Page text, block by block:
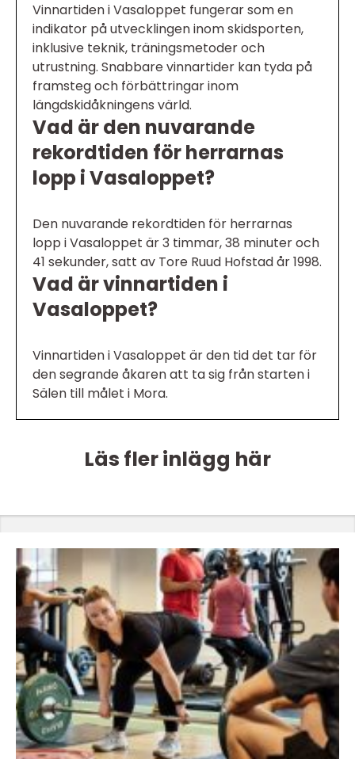
Vinnartiden i Vasaloppet fungerar som en
indikator på utvecklingen inom skidsporten,
inklusive teknik, träningsmetoder och
utrustning. Snabbare vinnartider kan tyda på
framsteg och förbättringar inom
längdskidåkningens värld.
Vad är den nuvarande
rekordtiden för herrarnas
lopp i Vasaloppet?
Den nuvarande rekordtiden för herrarnas
lopp i Vasaloppet är 3 timmar, 38 minuter och
41 sekunder, satt av Tore Ruud Hofstad år 1998.
Vad är vinnartiden i
Vasaloppet?
Vinnartiden i Vasaloppet är den tid det tar för
den segrande åkaren att ta sig från starten i
Sälen till målet i Mora.
Läs fler inlägg här